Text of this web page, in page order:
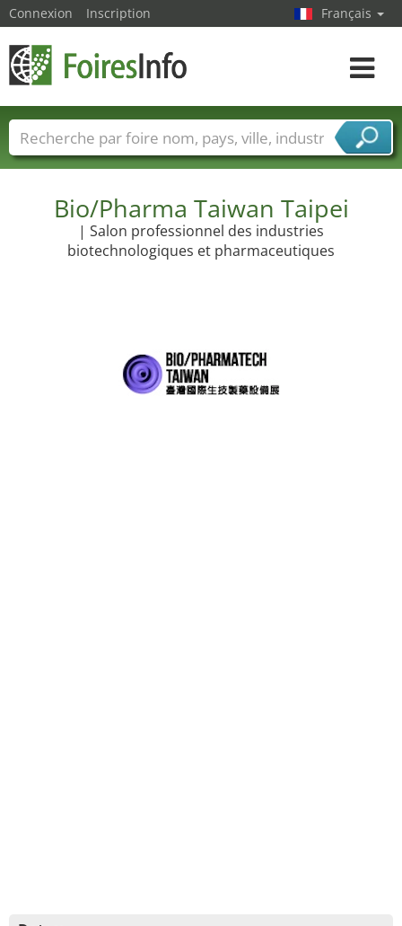
Bio/Pharma Taiwan Taipei
| Salon professionnel des industries
biotechnologiques et pharmaceutiques
Connexion Inscription Français
Toggle
Foire noms Pays Villes
Secteurs de foire